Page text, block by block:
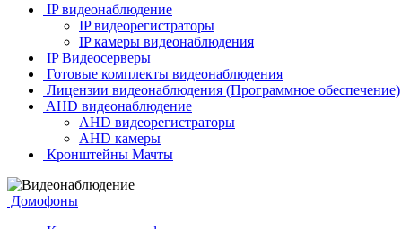
IP видеонаблюдение
IP видеорегистраторы
IP камеры видеонаблюдения
IP Видеосерверы
Готовые комплекты видеонаблюдения
Лицензии видеонаблюдения (Программное обеспечение)
AHD видеонаблюдение
AHD видеорегистраторы
AHD камеры
Кронштейны Мачты
Домофоны